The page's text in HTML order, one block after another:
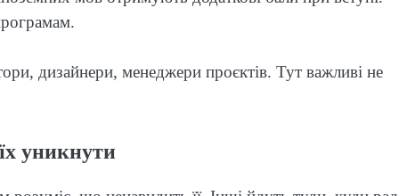
дизайнери, менеджери проєктів. Тут важливі не
уникнути